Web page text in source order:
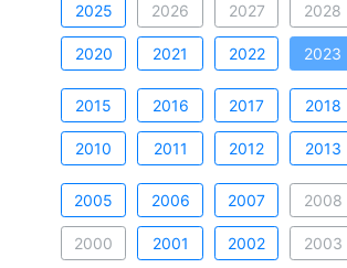
2025 2026 2027 2028
2020 2021 2022 2023
2015 2016 2017 2018
2010 2011 2012 2013
2005 2006 2007 2008
2000 2001 2002 2003